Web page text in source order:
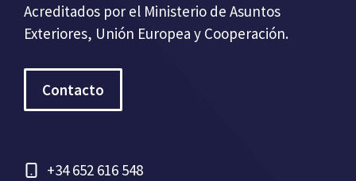
Acreditados por el Ministerio de Asuntos
Exteriores, Unión Europea y Cooperación.
Contacto
+34 652 616 548